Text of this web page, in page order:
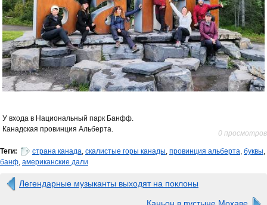
У входа в Национальный парк Банфф.
Канадская провинция Альберта.
0 просмотров
Теги: страна канада скалистые горы канады провинция альберта буквы
банф американские дали
Легендарные музыканты выходят на поклоны
Каньон в пустыне Мохаве